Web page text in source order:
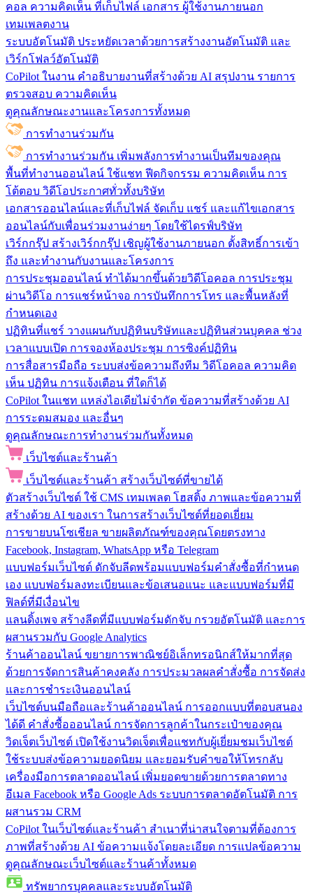
คอล ความคิดเห็น ที่เก็บไฟล์ เอกสาร ผู้ใช้งานภายนอก
เทมเพลตงาน
ระบบอัตโนมัติ ประหยัดเวลาด้วยการสร้างงานอัตโนมัติ และ
เวิร์กโฟลว์อัตโนมัติ
CoPilot ในงาน คำอธิบายงานที่สร้างด้วย AI สรุปงาน รายการ
ตรวจสอบ ความคิดเห็น
ดูคุณลักษณะงานและโครงการทั้งหมด
การทำงานร่วมกัน
การทำงานร่วมกัน เพิ่มพลังการทำงานเป็นทีมของคุณ
พื้นที่ทำงานออนไลน์ ใช้แชท ฟีดกิจกรรม ความคิดเห็น การ
โต้ตอบ วิดีโอประกาศทั่วทั้งบริษัท
เอกสารออนไลน์และที่เก็บไฟล์ จัดเก็บ แชร์ และแก้ไขเอกสาร
ออนไลน์กับเพื่อนร่วมงานง่ายๆ โดยใช้ไดรฟ์บริษัท
เวิร์กกรุ๊ป สร้างเวิร์กกรุ๊ป เชิญผู้ใช้งานภายนอก ตั้งสิทธิ์การเข้า
ถึง และทำงานกับงานและโครงการ
การประชุมออนไลน์ ทำได้มากขึ้นด้วยวิดีโอคอล การประชุม
ผ่านวิดีโอ การแชร์หน้าจอ การบันทึกการโทร และพื้นหลังที่
กำหนดเอง
ปฏิทินที่แชร์ วางแผนกับปฏิทินบริษัทและปฏิทินส่วนบุคคล ช่วง
เวลาแบบเปิด การจองห้องประชุม การซิงค์ปฏิทิน
การสื่อสารมือถือ ระบบส่งข้อความถึงทีม วิดีโอคอล ความคิด
เห็น ปฏิทิน การแจ้งเตือน ที่ใดก็ได้
CoPilot ในแชท แหล่งไอเดียไม่จำกัด ข้อความที่สร้างด้วย AI
การระดมสมอง และอื่นๆ
ดูคุณลักษณะการทำงานร่วมกันทั้งหมด
เว็บไซต์และร้านค้า
เว็บไซต์และร้านค้า สร้างเว็บไซต์ที่ขายได้
ตัวสร้างเว็บไซต์ ใช้ CMS เทมเพลต โฮสติ้ง ภาพและข้อความที่
สร้างด้วย AI ของเรา ในการสร้างเว็บไซต์ที่ยอดเยี่ยม
การขายบนโซเชียล ขายผลิตภัณฑ์ของคุณโดยตรงทาง
Facebook, Instagram, WhatsApp หรือ Telegram
แบบฟอร์มเว็บไซต์ ดักจับลีดพร้อมแบบฟอร์มคำสั่งซื้อที่กำหนด
เอง แบบฟอร์มลงทะเบียนและข้อเสนอแนะ และแบบฟอร์มที่มี
ฟิลด์ที่มีเงื่อนไข
แลนดิ้งเพจ สร้างลีดที่มีแบบฟอร์มดักจับ กรวยอัตโนมัติ และการ
ผสานรวมกับ Google Analytics
ร้านค้าออนไลน์ ขยายการพาณิชย์อิเล็กทรอนิกส์ให้มากที่สุด
ด้วยการจัดการสินค้าคงคลัง การประมวลผลคำสั่งซื้อ การจัดส่ง
และการชำระเงินออนไลน์
เว็บไซต์บนมือถือและร้านค้าออนไลน์ การออกแบบที่ตอบสนอง
ได้ดี คำสั่งซื้อออนไลน์ การจัดการลูกค้าในกระเป๋าของคุณ
วิดเจ็ตเว็บไซต์ เปิดใช้งานวิดเจ็ตเพื่อแชทกับผู้เยี่ยมชมเว็บไซต์
ใช้ระบบส่งข้อความยอดนิยม และยอมรับคำขอให้โทรกลับ
เครื่องมือการตลาดออนไลน์ เพิ่มยอดขายด้วยการตลาดทาง
อีเมล Facebook หรือ Google Ads ระบบการตลาดอัตโนมัติ การ
ผสานรวม CRM
CoPilot ในเว็บไซต์และร้านค้า สำเนาที่น่าสนใจตามที่ต้องการ
ภาพที่สร้างด้วย AI ข้อความแจ้งโดยละเอียด การแปลข้อความ
ดูคุณลักษณะเว็บไซต์และร้านค้าทั้งหมด
ทรัพยากรบุคคลและระบบอัตโนมัติ